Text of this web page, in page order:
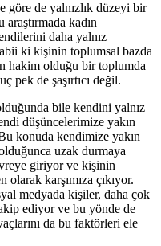
göre de yalnızlık düzeyi bir
araştırmada kadın
daha yalnız
ki kişinin toplumsal bazda
hakim olduğu bir toplumda
pek de şaşırtıcı değil.
bile kendini yalnız
düşüncelerimize yakın
konuda kendimize yakın
uzak durmaya
giriyor ve kişinin
olarak karşımıza çıkıyor.
medyada kişiler, daha çok
ediyor ve bu yönde de
da bu faktörleri ele